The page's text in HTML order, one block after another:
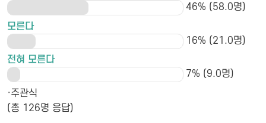
46% (58.0명)
모른다
16% (21.0명)
전혀 모른다
7% (9.0명)
·주관식
(총 126명 응답)